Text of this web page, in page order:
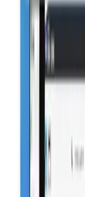
保険業界
な機能や
2026.07.31